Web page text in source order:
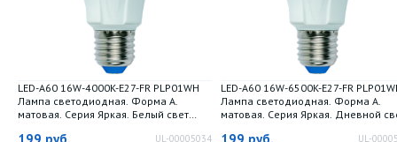
LED-A60 16W-4000K-E27-FR PLP01WH
Лампа светодиодная. Форма А.
матовая. Серия Яркая. Белый свет
UL-00005034
LED-A60 16W-6500K-E27-FR
Лампа светодиодная. Форма А.
матовая. Серия Яркая. Дневной
UL-